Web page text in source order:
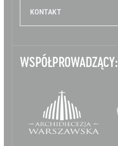
KONTAKT
WSPÓŁPROWADZĄCY: